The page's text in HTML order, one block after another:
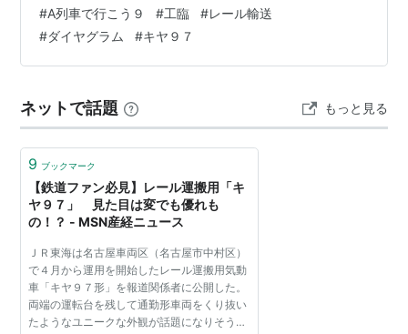
保守基地→姪浜レールセンター） 運用２９７Ｂ：伊万里
保守基地輸送 往路（姪浜レールセンター→伊万里保守基
地） 復路（伊万里保守基地→姪浜レールセンター） 運用
ー→藤ノ木保守基地） 復路（藤ノ木保守基地→姪浜レー
ルセンター） レール…
#A列車で行こう９ #工臨 #レール輸送
#ダイヤグラム #キヤ９７
ネットで話題 もっと見る
9 ブックマーク
【鉄道ファン必見】レール運搬用「キ
ヤ９７」 見た目は変でも優れも
の！？ - MSN産経ニュース
ＪＲ東海は名古屋車両区（名古屋市中村区）
で４月から運用を開始したレール運搬用気動
車「キヤ９７形」を報道関係者に公開した。
両端の運転台を残して通勤形車両をくり抜い
たようなユニークな外観が話題になりそう